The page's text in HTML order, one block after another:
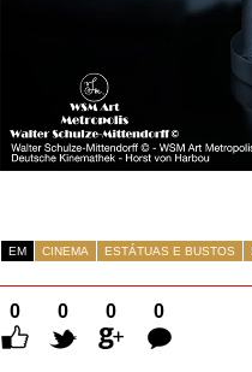
EM CINEMA ESTÁTUAS E BUSTOS
0 0 0
0
Comentários